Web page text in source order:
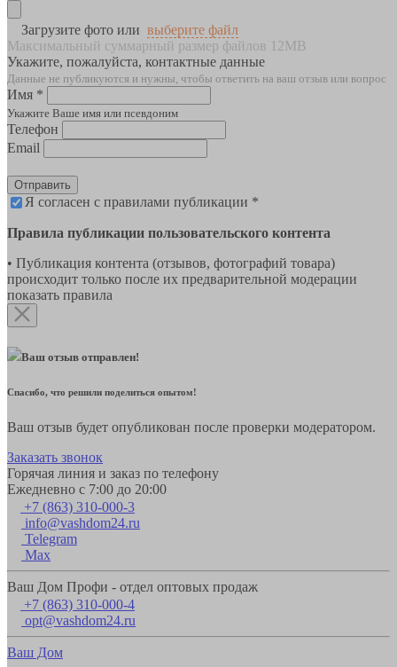
Загрузите фото или выберите файл
Максимальный суммарный размер файлов 12MB
Укажите, пожалуйста, контактные данные
Данные не публикуются и нужны, чтобы ответить на ваш отзыв или вопрос
Имя *
Укажите Ваше имя или псевдоним
Телефон
Email
Отправить
Я согласен с правилами публикации *
Правила публикации пользовательского контента
• Публикация контента (отзывов, фотографий товара)
происходит только после их предварительной модерации
показать правила
Ваш отзыв отправлен!
Спасибо, что решили поделиться опытом!
Ваш отзыв будет опубликован после проверки модератором.
Заказать звонок
Горячая линия и заказ по телефону
Ежедневно с 7:00 до 20:00
+7 (863) 310-000-3
info@vashdom24.ru
Telegram
Max
Ваш Дом Профи - отдел оптовых продаж
+7 (863) 310-000-4
opt@vashdom24.ru
Ваш Дом